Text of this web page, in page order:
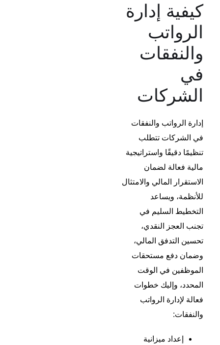
كيفية إدارة
الرواتب
والنفقات
في
الشركات
إدارة الرواتب والنفقات
في الشركات تتطلب
تنظيمًا دقيقًا واستراتيجية
مالية فعالة لضمان
الاستقرار المالي والامتثال
للأنظمة، ويساعد
التخطيط السليم في
تجنب العجز النقدي،
تحسين التدفق المالي،
وضمان دفع مستحقات
الموظفين في الوقت
المحدد، وإليك خطوات
فعالة لإدارة الرواتب
والنفقات:
إعداد ميزانية